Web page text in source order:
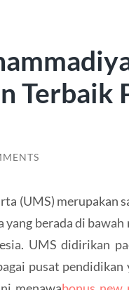
Terbaik
(UMS) merupakan
berada di
UMS didirikan
pusat